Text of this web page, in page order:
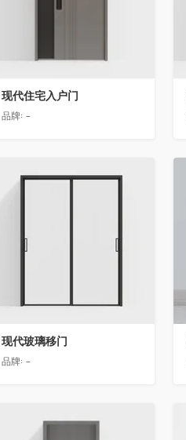
现代住宅入户门
品牌: -
收藏
现代玻璃移门
品牌: -
收藏